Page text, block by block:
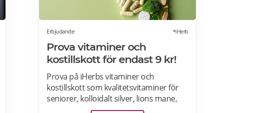
Erbjudande *iHerb
Prova vitaminer och
kostillskott för endast 9 kr!
Prova på iHerbs vitaminer och
kostillskott som kvalitetsvitaminer för
seniorer, kolloidalt silver, lions mane,
Ashwagandha, NAD+, lutein,